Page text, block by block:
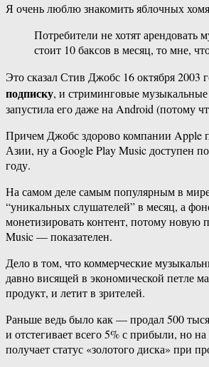
Я очень люблю знакомить яблочных
Потребители не хотят
стоит 10 баксов в месяц, то мне,
Это сказал Стив Джобс 16 октября
подписку, и стриминговые
запустила его даже на Android (потому
Причем Джобс здорово компании Apple
Азии, ну а Google Play Music доступен
году.
На самом деле самым популярным в
“уникальных слушателей” в месяц, а
монетизировать контент, потому
Music — показателен.
Дело в том, что коммерческие
давно висящей в экономической петле
продукт, и летит в зрителей.
Раньше ведь было как — продал 500
и отстегивает всего 5% с прибыли, но
получает статус «золотого диска» при